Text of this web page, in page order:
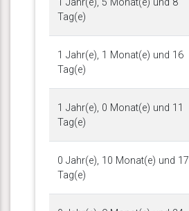
Tag(e)
1 Jahr(e), 1 Monat(e) und 16
Tag(e)
1 Jahr(e), 0 Monat(e) und 11
Tag(e)
0 Jahr(e), 10 Monat(e) und 17
Tag(e)